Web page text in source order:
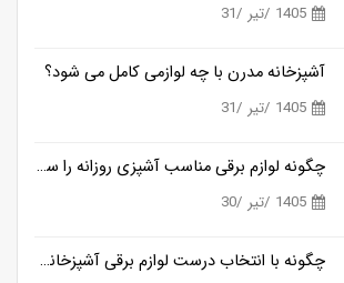
1405 /تیر /31
آشپزخانه مدرن با چه لوازمی کامل می شود؟
1405 /تیر /31
چگونه لوازم برقی مناسب آشپزی روزانه را ساده تر می کنند؟
1405 /تیر /30
چگونه با انتخاب درست لوازم برقی آشپزخانه، زمان آشپزی را نصف کنیم؟